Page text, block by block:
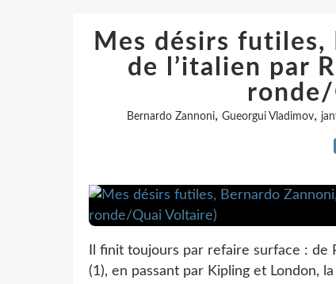
Mes désirs
de l’italien par
Bernardo Zannoni, Gueorgui Vladimov,
Il finit toujours par refaire surface : de
(1), en passant par Kipling et London,